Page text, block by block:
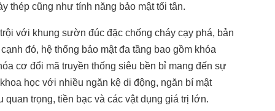
thép cũng như tính năng bảo mật tối tân.
với khung sườn đúc đặc chống cháy cạy phá, bản
đó, hệ thống bảo mật đa tầng bao gồm khóa
cơ đổi mã truyền thống siêu bền bỉ mang đến sự
học với nhiều ngăn kệ di động, ngăn bí mật
trọng, tiền bạc và các vật dụng giá trị lớn.